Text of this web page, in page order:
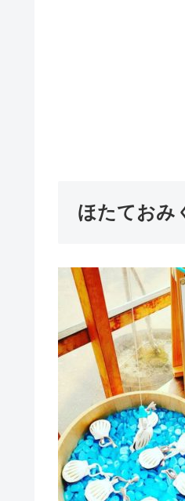
ほたておみ